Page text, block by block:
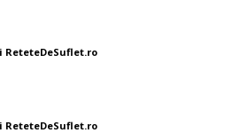
ReteteDeSuflet.ro
ReteteDeSuflet.ro